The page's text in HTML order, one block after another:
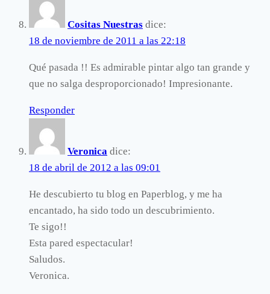
Cositas Nuestras dice:
18 de noviembre de 2011 a las 22:18
Qué pasada !! Es admirable pintar algo tan grande y
que no salga desproporcionado! Impresionante.
Responder
Veronica dice:
18 de abril de 2012 a las 09:01
He descubierto tu blog en Paperblog, y me ha
encantado, ha sido todo un descubrimiento.
Te sigo!!
Esta pared espectacular!
Saludos.
Veronica.